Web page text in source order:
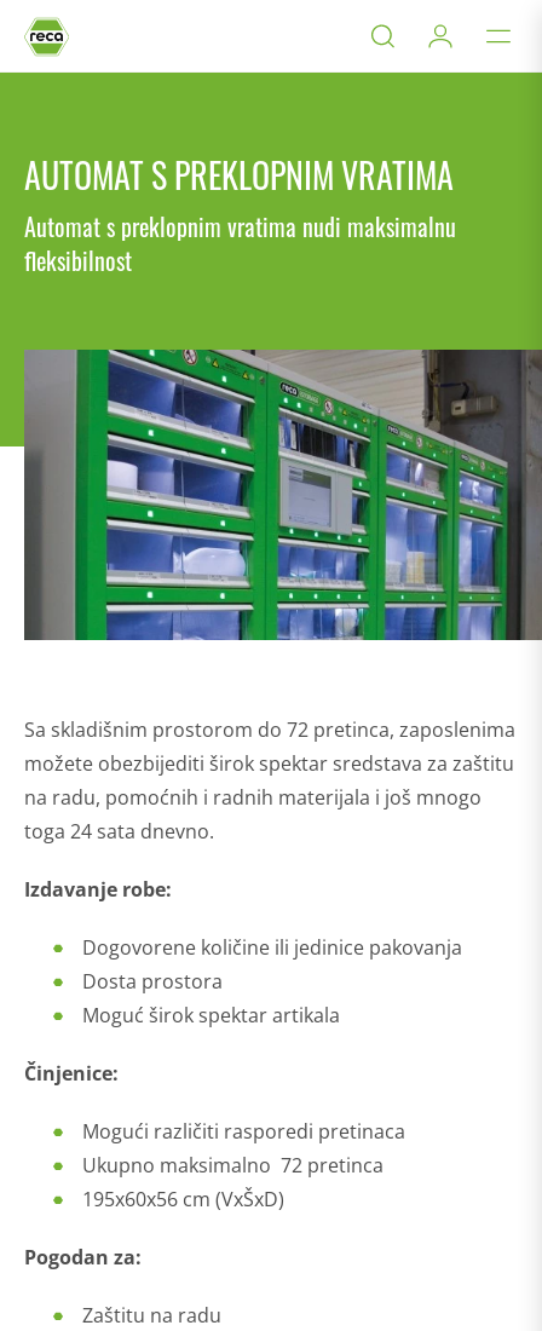
AUTOMAT S PREKLOPNIM VRATIMA
Automat s preklopnim vratima nudi maksimalnu
fleksibilnost
Sa skladišnim prostorom do 72 pretinca, zaposlenima
možete obezbijediti širok spektar sredstava za zaštitu
na radu, pomoćnih i radnih materijala i još mnogo
toga 24 sata dnevno.
Izdavanje robe:
Dogovorene količine ili jedinice pakovanja
Dosta prostora
Moguć širok spektar artikala
Činjenice:
Mogući različiti rasporedi pretinaca
Ukupno maksimalno 72 pretinca
195x60x56 cm (VxŠxD)
Pogodan za:
Zaštitu na radu